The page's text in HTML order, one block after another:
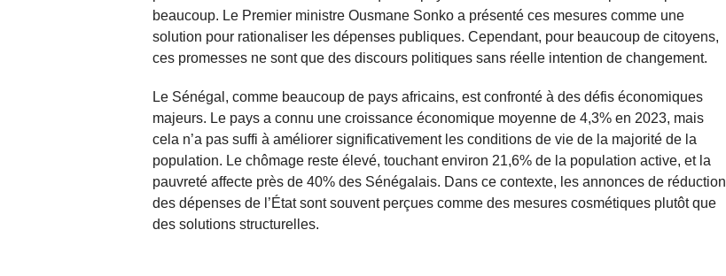
beaucoup. Le Premier ministre Ousmane Sonko a présenté ces mesures comme une
solution pour rationaliser les dépenses publiques. Cependant, pour beaucoup de citoyens,
ces promesses ne sont que des discours politiques sans réelle intention de changement.
Le Sénégal, comme beaucoup de pays africains, est confronté à des défis économiques
majeurs. Le pays a connu une croissance économique moyenne de 4,3% en 2023, mais
cela n’a pas suffi à améliorer significativement les conditions de vie de la majorité de la
population. Le chômage reste élevé, touchant environ 21,6% de la population active, et la
pauvreté affecte près de 40% des Sénégalais. Dans ce contexte, les annonces de réduction
des dépenses de l’État sont souvent perçues comme des mesures cosmétiques plutôt que
des solutions structurelles.